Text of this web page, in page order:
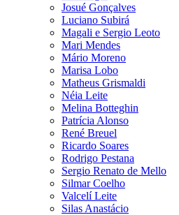
Josué Gonçalves
Luciano Subirá
Magali e Sergio Leoto
Mari Mendes
Mário Moreno
Marisa Lobo
Matheus Grismaldi
Néia Leite
Melina Botteghin
Patrícia Alonso
René Breuel
Ricardo Soares
Rodrigo Pestana
Sergio Renato de Mello
Silmar Coelho
Valcelí Leite
Silas Anastácio